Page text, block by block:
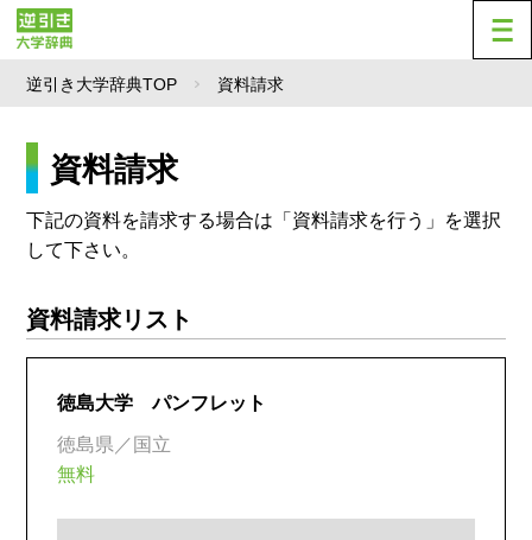
逆引き大学辞典TOP 資料請求
資料請求
下記の資料を請求する場合は「資料請求を行う」を選択
して下さい。
資料請求リスト
徳島大学 パンフレット
徳島県／国立
無料